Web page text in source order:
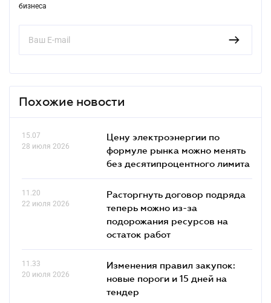
бизнеса
Похожие новости
15.07
28 июля 2026
Цену электроэнергии по
формуле рынка можно менять
без десятипроцентного лимита
11.20
22 июля 2026
Расторгнуть договор подряда
теперь можно из-за
подорожания ресурсов на
остаток работ
11.33
20 июля 2026
Изменения правил закупок:
новые пороги и 15 дней на
тендер